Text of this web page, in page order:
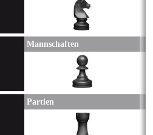
Mannschaften
Partien